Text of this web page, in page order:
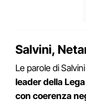
Salvini,
Le parole di
leader della
con coerenza